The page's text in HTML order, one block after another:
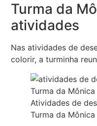
Turma da
atividades
Nas atividades de
colorir, a turminha
Atividades de
Turma da